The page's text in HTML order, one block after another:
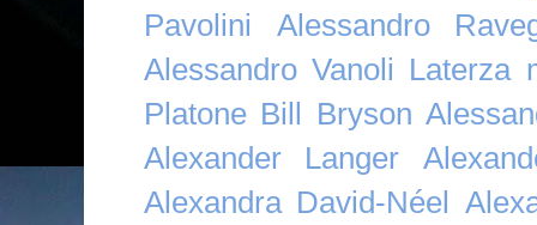
Pavolini
Alessandro
Alessandro Vanoli Laterza
Platone Bill Bryson
Alexander Langer
Alexandra David-Néel